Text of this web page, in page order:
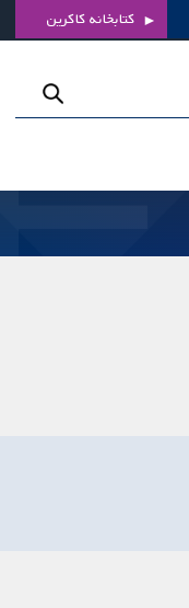
کتابخانه کاکرین